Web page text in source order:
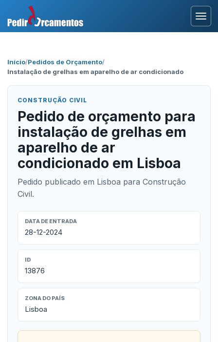
Início/Pedidos de Orçamento/
Instalação de grelhas em aparelho de ar condicionado
CONSTRUÇÃO CIVIL
Pedido de orçamento para
instalação de grelhas em
aparelho de ar
condicionado em Lisboa
Pedido publicado em Lisboa para Construção
Civil.
DATA DE ENTRADA
28-12-2024
ID
13876
ZONA DO PAÍS
Lisboa
Área Profissional
Como Funciona?
Testemunhos